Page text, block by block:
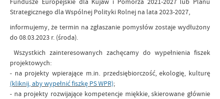
Strategicznego dla Wspólnej Polityki Rolnej na lata 2023-2027,
informujemy, że termin na zgłaszanie pomysłów zostaje wydłużony
do 08.03.2023 r. (środa).
Wszystkich zainteresowanych zachęcamy do wypełnienia fiszek
projektowych:
- na projekty wpierające m.in. przedsiębiorczość, ekologię, kulturę
(kliknij, aby wypełnić fiszkę PS WPR);
- na projekty rozwijające kompetencje miękkie, skierowane głównie